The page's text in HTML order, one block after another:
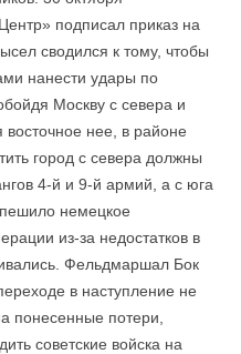
подписал приказ на
сводился к тому, чтобы
нанести удары по
Москву с севера и
восточное нее, в районе
город с севера должны
4-й и 9-й армий, а с юга
немецкое
из-за недостатков в
Фельдмаршал Бок
в наступление не
понесенные потери,
советские войска на